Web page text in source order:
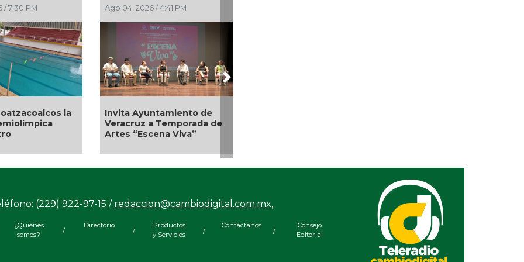
/ 6:57 PM
y banquetas
El Mango en
Ago 01, 2026 / 6:23 PM
Emprendedores de Xalapa
exponen en Mercadito
Bicentenario
Next
¿Quiénes
Productos
Consejo